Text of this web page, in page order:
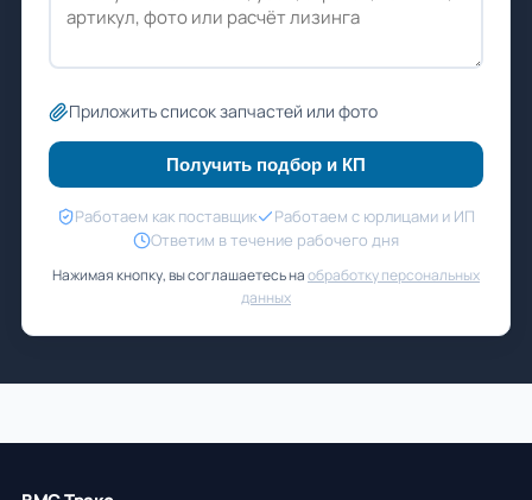
Приложить список запчастей или фото
Получить подбор и КП
Работаем как поставщик
Работаем с юрлицами и ИП
Ответим в течение рабочего дня
Нажимая кнопку, вы соглашаетесь наобработку персональных
данных